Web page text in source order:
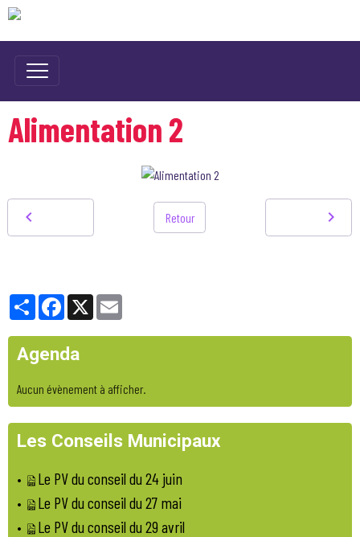
Alimentation 2
Retour
PartagerFacebook
X
Agenda
Aucun évènement à afficher.
Les Conseils Municipaux
• Le PV du conseil du 24 juin
• Le PV du conseil du 27 mai
• Le PV du conseil du 29 avril